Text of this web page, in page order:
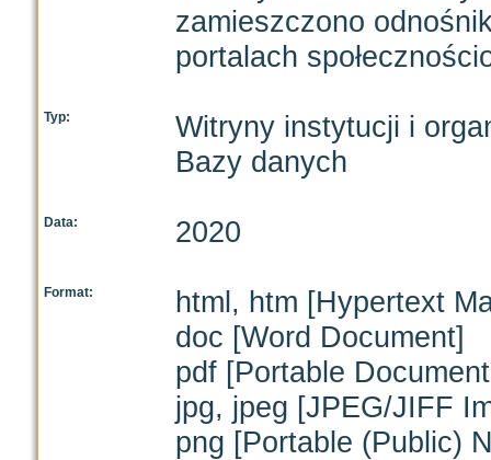
zamieszczono
portalach
Typ:
Witryny instytucji i
Bazy danych
Data: 2020
Format:
html, htm [Hypertext
doc [Word Document]
pdf [Portable
jpg, jpeg [JPEG/JIFF
png [Portable (Public)